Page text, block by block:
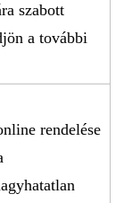
szabott
a további
rendelése